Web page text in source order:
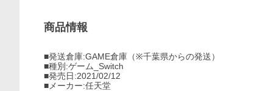
商品情報
■発送倉庫:GAME倉庫（※千葉県からの発送）
■種別:ゲーム_Switch
■発売日:2021/02/12
■メーカー:任天堂